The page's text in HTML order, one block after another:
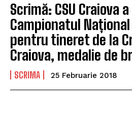
Scrimă: CSU Craiova
Campionatul
pentru tineret de la
Craiova, medalie de
SCRIMA 25 Februarie 2018